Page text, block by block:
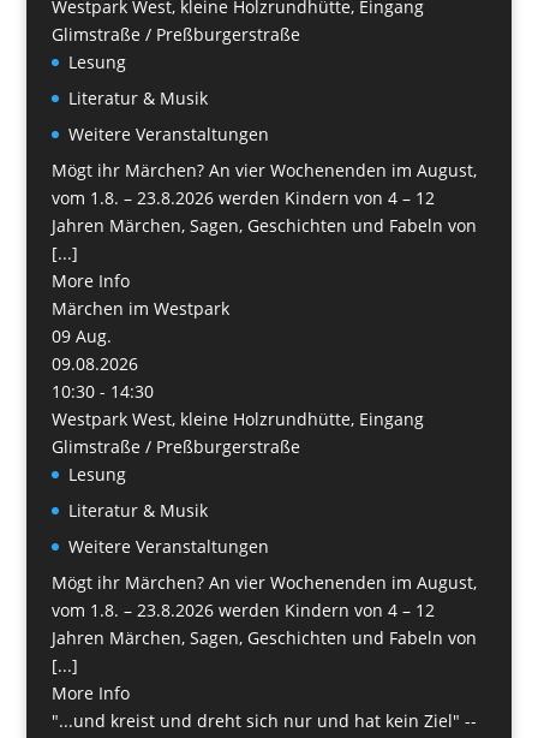
Westpark West, kleine Holzrundhütte, Eingang
Glimstraße / Preßburgerstraße
Lesung
Literatur & Musik
Weitere Veranstaltungen
Mögt ihr Märchen? An vier Wochenenden im August,
vom 1.8. – 23.8.2026 werden Kindern von 4 – 12
Jahren Märchen, Sagen, Geschichten und Fabeln von
[...]
More Info
Märchen im Westpark
09 Aug.
09.08.2026
10:30 - 14:30
Westpark West, kleine Holzrundhütte, Eingang
Glimstraße / Preßburgerstraße
Lesung
Literatur & Musik
Weitere Veranstaltungen
Mögt ihr Märchen? An vier Wochenenden im August,
vom 1.8. – 23.8.2026 werden Kindern von 4 – 12
Jahren Märchen, Sagen, Geschichten und Fabeln von
[...]
More Info
"...und kreist und dreht sich nur und hat kein Ziel" --